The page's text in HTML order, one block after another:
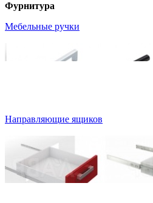
Фурнитура
Мебельные ручки
Направляющие ящиков